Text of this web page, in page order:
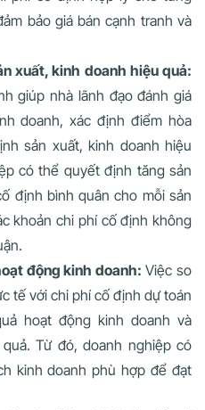
bảo giá bán cạnh tranh và
xuất, kinh doanh hiệu quả:
giúp nhà lãnh đạo đánh giá
doanh, xác định điểm hòa
sản xuất, kinh doanh hiệu
có thể quyết định tăng sản
định bình quân cho mỗi sản
khoản chi phí cố định không
động kinh doanh: Việc so
tế với chi phí cố định dự toán
hoạt động kinh doanh và
Từ đó, doanh nghiệp có
kinh doanh phù hợp để đạt